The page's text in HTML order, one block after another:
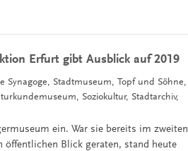
Erfurt gibt Ausblick auf 2019
Synagoge, Stadtmuseum, Topf und Söhne,
Soziokultur, Stadtarchiv,
ein. War sie bereits im zweiten
öffentlichen Blick geraten, stand heute